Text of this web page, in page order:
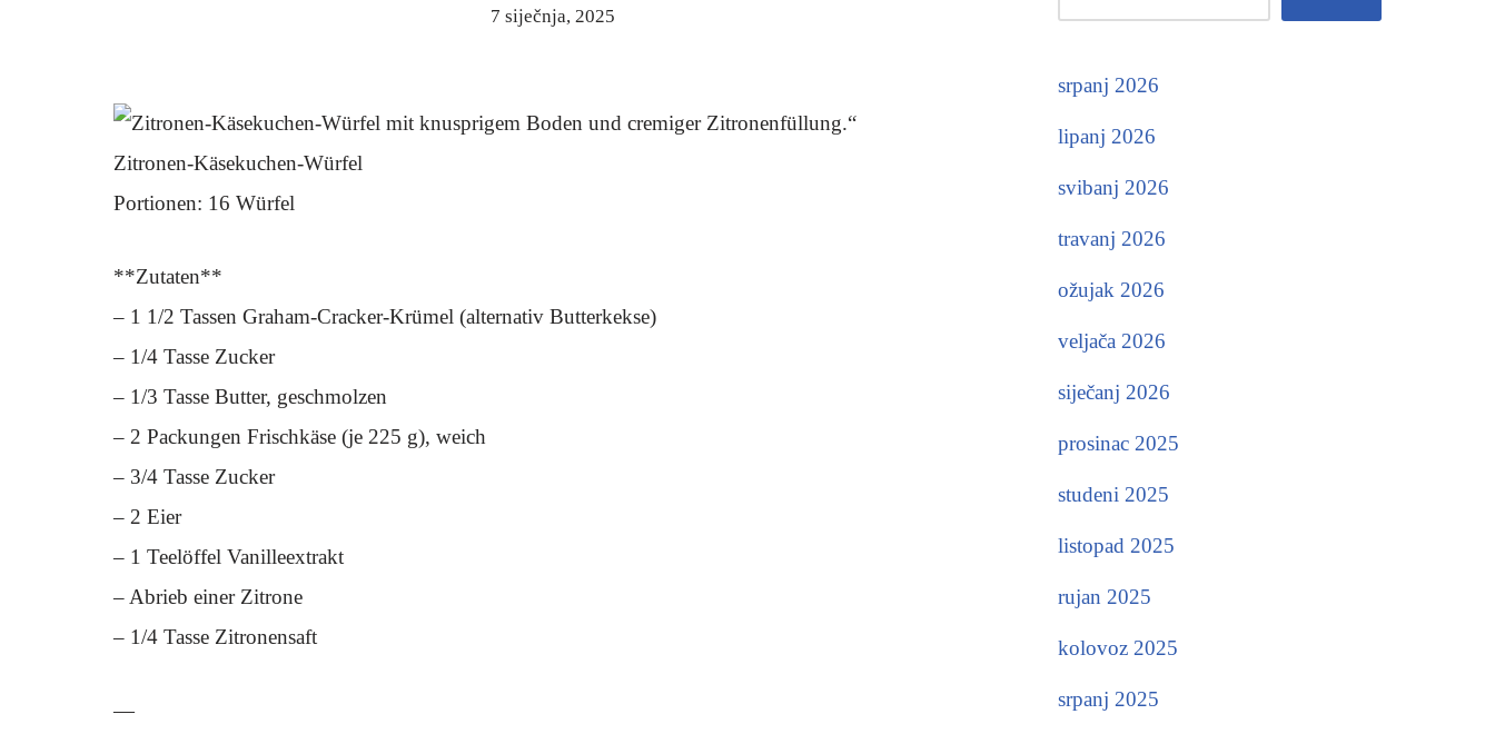
7 siječnja, 2025
Zitronen-Käsekuchen-Würfel
Portionen: 16 Würfel
**Zutaten**
– 1 1/2 Tassen Graham-Cracker-Krümel (alternativ Butterkekse)
– 1/4 Tasse Zucker
– 1/3 Tasse Butter, geschmolzen
– 2 Packungen Frischkäse (je 225 g), weich
– 3/4 Tasse Zucker
– 2 Eier
– 1 Teelöffel Vanilleextrakt
– Abrieb einer Zitrone
– 1/4 Tasse Zitronensaft
—
srpanj 2026
lipanj 2026
svibanj 2026
travanj 2026
ožujak 2026
veljača 2026
siječanj 2026
prosinac 2025
studeni 2025
listopad 2025
rujan 2025
kolovoz 2025
srpanj 2025